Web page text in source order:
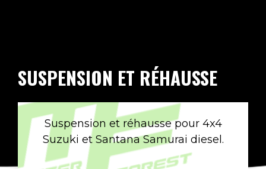
SUSPENSION ET RÉHAUSSE
Suspension et réhausse pour 4x4
Suzuki et Santana Samurai diesel.